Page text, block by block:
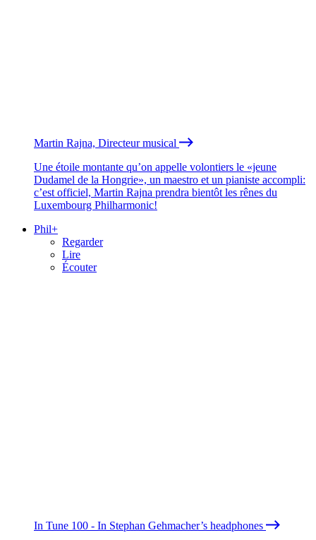
Martin Rajna, Directeur musical
Une étoile montante qu’on appelle volontiers le «jeune
Dudamel de la Hongrie», un maestro et un pianiste accompli:
c’est officiel, Martin Rajna prendra bientôt les rênes du
Luxembourg Philharmonic!
Phil+
Regarder
Lire
Écouter
In Tune 100 - In Stephan Gehmacher’s headphones